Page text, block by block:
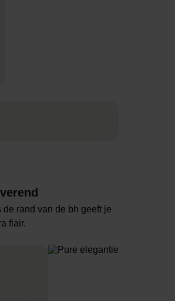
rand van de bh geeft je
flair.